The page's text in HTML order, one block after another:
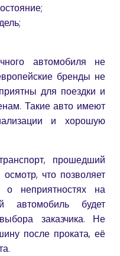
автомобиля не
бренды не
для поездки и
Такие авто имеют
и хорошую
прошедший
что позволяет
о неприятностях на
автомобиль будет
заказчика. Не
после проката, её